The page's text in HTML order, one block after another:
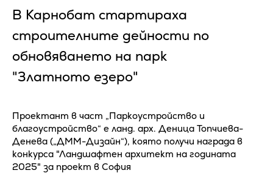
В Карнобат стартираха
строителните дейности по
обновяването на парк
"Златното езеро"
Проектант в част „Паркоустройство и
благоустройство“ е ланд. арх. Деница Топчиева-
Денева („ДММ-Дизайн“), която получи награда в
конкурса "Ландшафтен архитект на годината
2025" за проект в София